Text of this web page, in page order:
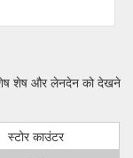
शेष शेष और लेनदेन को देखने
स्टोर काउंटर